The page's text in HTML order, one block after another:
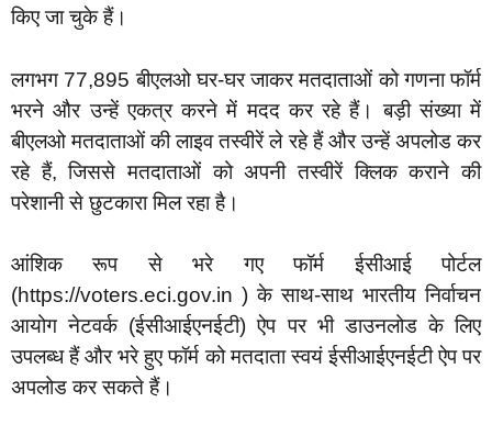
किए जा चुके हैं।
लगभग 77,895 बीएलओ घर-घर जाकर मतदाताओं को गणना फॉर्म
भरने और उन्हें एकत्र करने में मदद कर रहे हैं। बड़ी संख्या में
बीएलओ मतदाताओं की लाइव तस्वीरें ले रहे हैं और उन्हें अपलोड कर
रहे हैं, जिससे मतदाताओं को अपनी तस्वीरें क्लिक कराने की
परेशानी से छुटकारा मिल रहा है।
आंशिक रूप से भरे गए फॉर्म ईसीआई पोर्टल
(https://voters.eci.gov.in ) के साथ-साथ भारतीय निर्वाचन
आयोग नेटवर्क (ईसीआईएनईटी) ऐप पर भी डाउनलोड के लिए
उपलब्ध हैं और भरे हुए फॉर्म को मतदाता स्वयं ईसीआईएनईटी ऐप पर
अपलोड कर सकते हैं।